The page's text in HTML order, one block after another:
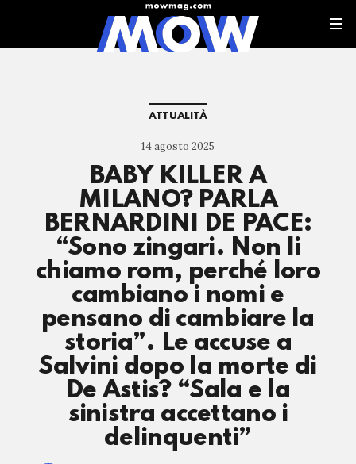
ATTUALITÀ
14 agosto 2025
BABY KILLER A
MILANO? PARLA
BERNARDINI DE PACE:
“Sono zingari. Non li
chiamo rom, perché loro
cambiano i nomi e
pensano di cambiare la
storia”. Le accuse a
Salvini dopo la morte di
De Astis? “Sala e la
sinistra accettano i
delinquenti”